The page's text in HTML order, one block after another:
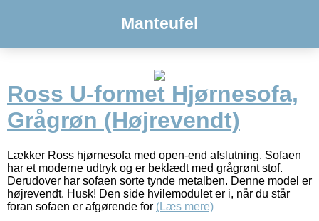
Manteufel
Ross U-formet Hjørnesofa,
Grågrøn (Højrevendt)
Lækker Ross hjørnesofa med open-end afslutning. Sofaen
har et moderne udtryk og er beklædt med grågrønt stof.
Derudover har sofaen sorte tynde metalben. Denne model er
højrevendt. Husk! Den side hvilemodulet er i, når du står
foran sofaen er afgørende for (Læs mere)